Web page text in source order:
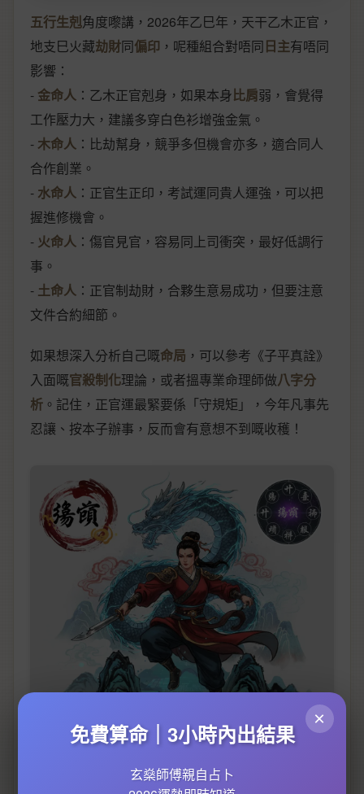
五行生剋角度嚟講，2026年乙巳年，天干乙木正官，
地支巳火藏劫財同偏印 ，呢種組合對唔同日主有唔同
影響：
- 金命人 ：乙木正官剋身，如果本身比肩弱，會覺得
工作壓力大，建議多穿白色衫增強金氣。
- 木命人 ：比劫幫身，競爭多但機會亦多，適合同人
合作創業。
- 水命人 ：正官生正印，考試運同貴人運強，可以把
握進修機會。
- 火命人 ：傷官見官，容易同上司衝突，最好低調行
事。
- 土命人 ：正官制劫財，合夥生意易成功，但要注意
文件合約細節。
如果想深入分析自己嘅命局 ，可以參考《子平真詮》
入面嘅官殺制化理論，或者搵專業命理師做八字分
析 。記住，正官運最緊要係「守規矩」，今年凡事先
忍讓、按本子辦事，反而會有意想不到嘅收穫！
About傷官Professional illustrations
×
免費算命｜3小時內出結果
玄燊師傅親自占卜